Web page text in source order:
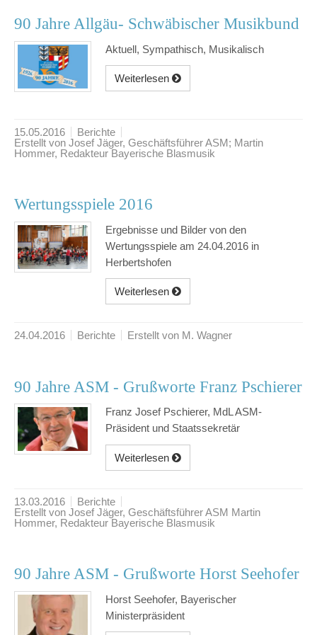
90 Jahre Allgäu- Schwäbischer Musikbund
Aktuell, Sympathisch, Musikalisch
Weiterlesen
15.05.2016
Berichte
Erstellt von Josef Jäger, Geschäftsführer ASM; Martin
Hommer, Redakteur Bayerische Blasmusik
Wertungsspiele 2016
Ergebnisse und Bilder von den
Wertungsspiele am 24.04.2016 in
Herbertshofen
Weiterlesen
24.04.2016 Berichte Erstellt von M. Wagner
90 Jahre ASM - Grußworte Franz Pschierer
Franz Josef Pschierer, MdL ASM-
Präsident und Staatssekretär
Weiterlesen
13.03.2016
Berichte
Erstellt von Josef Jäger, Geschäftsführer ASM Martin
Hommer, Redakteur Bayerische Blasmusik
90 Jahre ASM - Grußworte Horst Seehofer
Horst Seehofer, Bayerischer
Ministerpräsident